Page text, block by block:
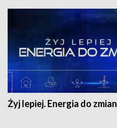
Żyj lepiej. Energia do zmian